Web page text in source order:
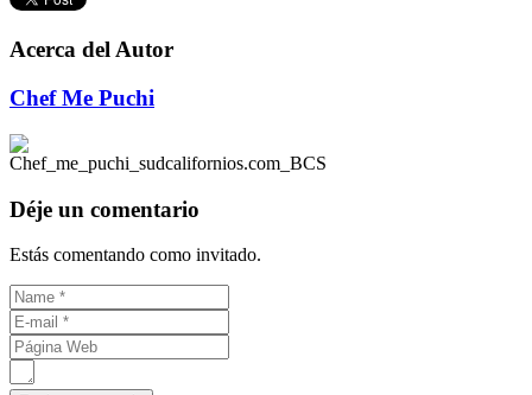
Acerca del Autor
Chef Me Puchi
Déje un comentario
Estás comentando como invitado.